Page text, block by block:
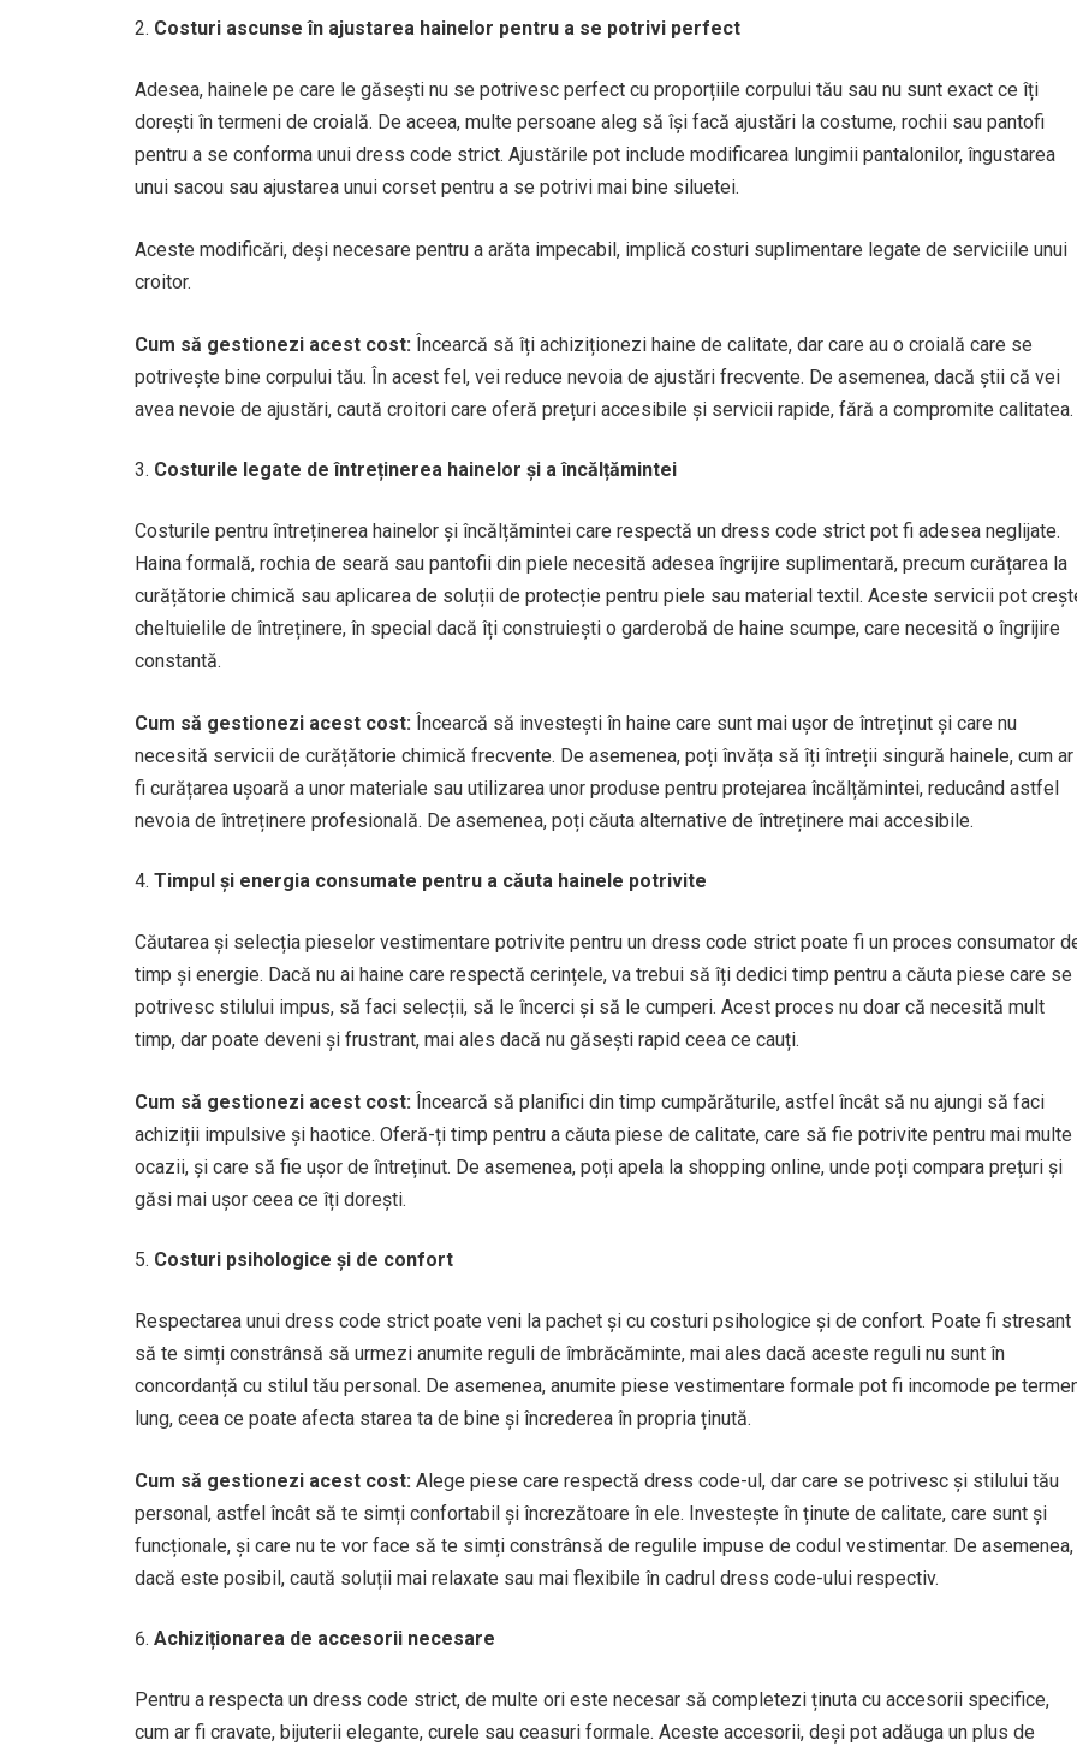
Costuri ascunse în ajustarea hainelor pentru a se potrivi perfect
Adesea, hainele pe care le găsești nu se potrivesc perfect cu proporțiile corpului tău sau nu sunt exact ce îți
dorești în termeni de croială. De aceea, multe persoane aleg să își facă ajustări la costume, rochii sau pantofi
pentru a se conforma unui dress code strict. Ajustările pot include modificarea lungimii pantalonilor, îngustarea
unui sacou sau ajustarea unui corset pentru a se potrivi mai bine siluetei.
Aceste modificări, deși necesare pentru a arăta impecabil, implică costuri suplimentare legate de serviciile unui
croitor.
Cum să gestionezi acest cost: Încearcă să îți achiziționezi haine de calitate, dar care au o croială care se
potrivește bine corpului tău. În acest fel, vei reduce nevoia de ajustări frecvente. De asemenea, dacă știi că vei
avea nevoie de ajustări, caută croitori care oferă prețuri accesibile și servicii rapide, fără a compromite calitatea.
Costurile legate de întreținerea hainelor și a încălțămintei
Costurile pentru întreținerea hainelor și încălțămintei care respectă un dress code strict pot fi adesea neglijate.
Haina formală, rochia de seară sau pantofii din piele necesită adesea îngrijire suplimentară, precum curățarea la
curățătorie chimică sau aplicarea de soluții de protecție pentru piele sau material textil. Aceste servicii pot
cheltuielile de întreținere, în special dacă îți construiești o garderobă de haine scumpe, care necesită o îngrijire
constantă.
Cum să gestionezi acest cost: Încearcă să investești în haine care sunt mai ușor de întreținut și care nu
necesită servicii de curățătorie chimică frecvente. De asemenea, poți învăța să îți întreții singură hainele, cum ar
fi curățarea ușoară a unor materiale sau utilizarea unor produse pentru protejarea încălțămintei, reducând astfel
nevoia de întreținere profesională. De asemenea, poți căuta alternative de întreținere mai accesibile.
Timpul și energia consumate pentru a căuta hainele potrivite
Căutarea și selecția pieselor vestimentare potrivite pentru un dress code strict poate fi un proces consumator
timp și energie. Dacă nu ai haine care respectă cerințele, va trebui să îți dedici timp pentru a căuta piese care se
potrivesc stilului impus, să faci selecții, să le încerci și să le cumperi. Acest proces nu doar că necesită mult
timp, dar poate deveni și frustrant, mai ales dacă nu găsești rapid ceea ce cauți.
Cum să gestionezi acest cost: Încearcă să planifici din timp cumpărăturile, astfel încât să nu ajungi să faci
achiziții impulsive și haotice. Oferă-ți timp pentru a căuta piese de calitate, care să fie potrivite pentru mai multe
ocazii, și care să fie ușor de întreținut. De asemenea, poți apela la shopping online, unde poți compara prețuri și
găsi mai ușor ceea ce îți dorești.
Costuri psihologice și de confort
Respectarea unui dress code strict poate veni la pachet și cu costuri psihologice și de confort. Poate fi stresant
să te simți constrânsă să urmezi anumite reguli de îmbrăcăminte, mai ales dacă aceste reguli nu sunt în
concordanță cu stilul tău personal. De asemenea, anumite piese vestimentare formale pot fi incomode pe
lung, ceea ce poate afecta starea ta de bine și încrederea în propria ținută.
Cum să gestionezi acest cost: Alege piese care respectă dress code-ul, dar care se potrivesc și stilului tău
personal, astfel încât să te simți confortabil și încrezătoare în ele. Investește în ținute de calitate, care sunt și
funcționale, și care nu te vor face să te simți constrânsă de regulile impuse de codul vestimentar. De asemenea,
dacă este posibil, caută soluții mai relaxate sau mai flexibile în cadrul dress code-ului respectiv.
Achiziționarea de accesorii necesare
Pentru a respecta un dress code strict, de multe ori este necesar să completezi ținuta cu accesorii specifice,
cum ar fi cravate, bijuterii elegante, curele sau ceasuri formale. Aceste accesorii, deși pot adăuga un plus de